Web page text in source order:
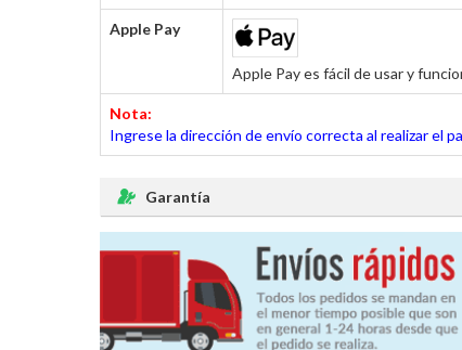
Apple Pay
Apple Pay es fácil de usar y
Nota:
Ingrese la dirección de envío correcta al realizar el
Garantía